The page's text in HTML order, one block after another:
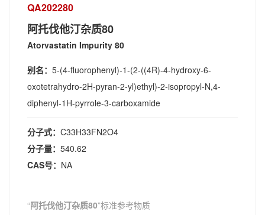
QA202280
阿托伐他汀杂质80
Atorvastatin Impurity 80
别名： 5-(4-fluorophenyl)-1-(2-((4R)-4-hydroxy-6-
oxotetrahydro-2H-pyran-2-yl)ethyl)-2-isopropyl-N,4-
diphenyl-1H-pyrrole-3-carboxamide
分子式： C33H33FN2O4
分子量： 540.62
CAS号： NA
“阿托伐他汀杂质80”标准参考物质